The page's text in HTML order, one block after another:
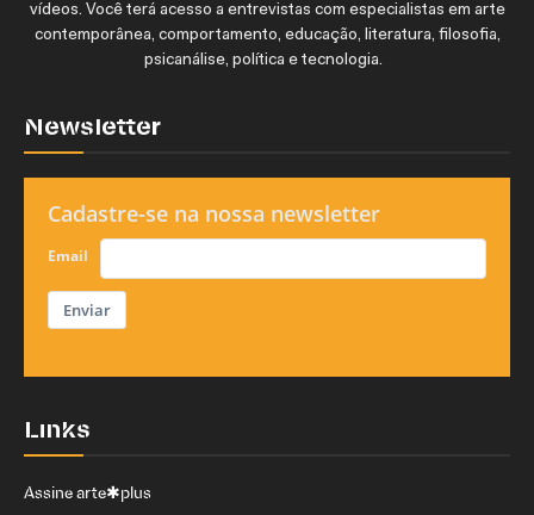
vídeos. Você terá acesso a entrevistas com especialistas em arte
contemporânea, comportamento, educação, literatura, filosofia,
psicanálise, política e tecnologia.
Newsletter
Cadastre-se na nossa newsletter
Email
Enviar
Links
Assine arte✱plus